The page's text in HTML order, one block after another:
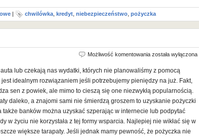
| chwilówka kredyt niebezpieczeństwo pożyczka
Możliwość komentowania Pożyczki
dla
ludzi
została wyłączona
lub czekają nas wydatki, których nie planowaliśmy z pomocą
idealnym rozwiązaniem jeśli potrzebujemy pieniędzy na już. Fakt,
sen z powiek, ale mimo to cieszą się one niezwykłą popularnością.
daleko, a znajomi sami nie śmierdzą groszem to uzyskanie pożyczki
także banków można uzyskać szperając w internecie lub podpytać
w życiu nie korzystała z tej formy wsparcia. Najlepiej nie wikłać się w
większe tarapaty. Jeśli jednak mamy pewność, że pożyczka nie